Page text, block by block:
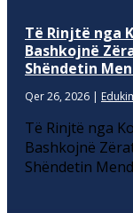
Të Rinjtë nga
Bashkojnë
Shëndetin
Qer 26, 2026 |
Të Rinjtë nga
Bashkojnë
Shëndetin